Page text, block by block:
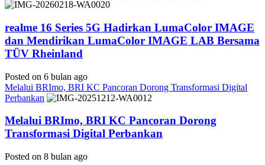
realme 16 Series 5G Hadirkan LumaColor IMAGE
dan Mendirikan LumaColor IMAGE LAB Bersama
TÜV Rheinland
Posted on 6 bulan ago
Melalui BRImo, BRI KC Pancoran Dorong Transformasi Digital
Perbankan
Melalui BRImo, BRI KC Pancoran Dorong
Transformasi Digital Perbankan
Posted on 8 bulan ago